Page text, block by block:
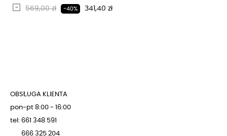
Regularna cena
569,00 zł -40% Cena
341,40 zł
OBSŁUGA KLIENTA
pon-pt 8:00 - 16:00
tel: 661 348 591
666 325 204